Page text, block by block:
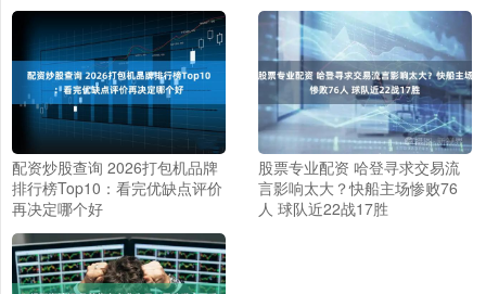
配资炒股查询 2026打包机品牌
排行榜Top10：看完优缺点评价
再决定哪个好
股票专业配资 哈登寻求交易流
言影响太大？快船主场惨败76
人 球队近22战17胜